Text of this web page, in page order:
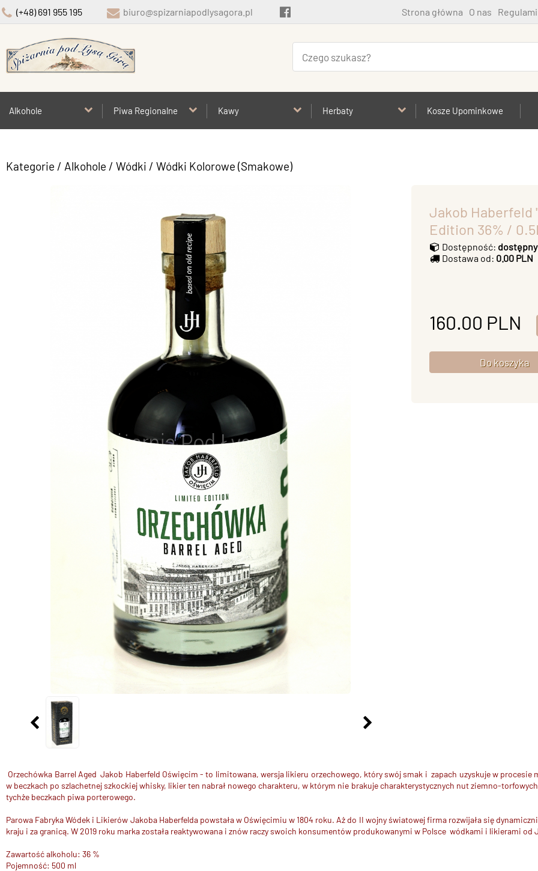
(+48) 691 955 195 biuro@spizarniapodlysagora.pl Strona główna O nas
Alkohole Piwa Regionalne Kawy Herbaty Kosze Upominkowe
Kategorie / Alkohole / Wódki / Wódki Kolorowe (Smakowe)
Jakob Haberfeld
Edition 36% /
Dostępność: dostępny
Dostawa od: 0.00 PLN
160.00 PLN
Orzechówka Barrel AgedJakob Haberfeld Oświęcim - to limitowana, wersja likieru orzechowego, który swój smak i zapach uzyskuje w
w beczkach po szlachetnej szkockiej whisky, likier ten nabrał nowego charakteru, w którym nie brakuje charakterystycznych nut ziemno-
tychże beczkach piwa porterowego.
Parowa Fabryka Wódek i Likierów Jakoba Haberfelda powstała w Oświęcimiu w 1804 roku. Aż do II wojny światowej firma rozwijała się
kraju i za granicą. W 2019 roku marka została reaktywowana i znów raczy swoich konsumentów produkowanymi w Polsce wódkami i likierami od
Zawartość alkoholu: 36 %
Pojemność: 500 ml